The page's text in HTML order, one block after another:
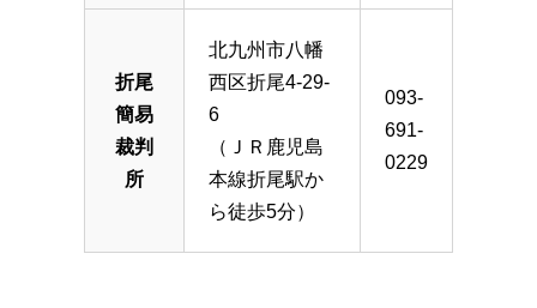
折尾
簡易
裁判
所
北九州市八幡
西区折尾4-29-
6
（ＪＲ鹿児島
本線折尾駅か
ら徒歩5分）
093-
691-
0229